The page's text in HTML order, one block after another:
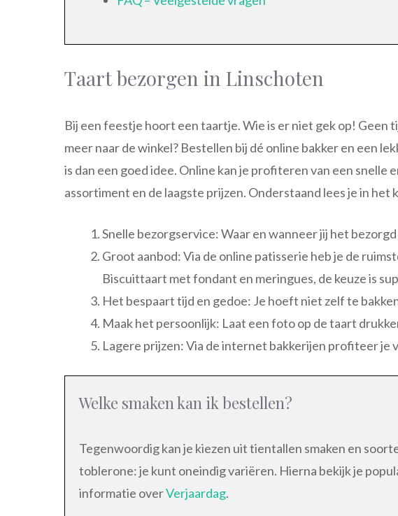
Taart bezorgen in Linschoten
Bij een feestje hoort een taartje. Wie is er niet gek op! Geen
meer naar de winkel? Bestellen bij dé online bakker en een
is dan een goed idee. Online kan je profiteren van een
assortiment en de laagste prijzen. Onderstaand lees je in
Snelle bezorgservice: Waar en wanneer jij het
Groot aanbod: Via de online patisserie heb je de
Biscuittaart met fondant en meringues, de keuze is
Het bespaart tijd en gedoe: Je hoeft niet zelf te
Maak het persoonlijk: Laat een foto op de taart
Lagere prijzen: Via de internet bakkerijen profiteer je
Welke smaken kan ik bestellen?
Tegenwoordig kan je kiezen uit tientallen smaken en
toblerone: je kunt oneindig variëren. Hierna bekijk je
informatie overVerjaardag.